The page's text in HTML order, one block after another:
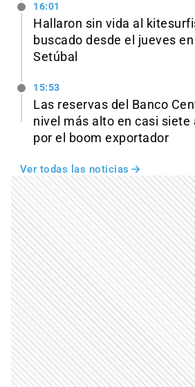
16:01
Hallaron sin vida al
buscado desde el jueves
Setúbal
15:53
Las reservas del Banco
nivel más alto en casi siete
por el boom exportador
Ver todas las noticias